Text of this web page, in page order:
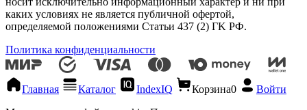
каких условиях не является публичной офертой,
определяемой положениями Статьи 437 (2) ГK РФ.
Политика конфиденциальности
Главная Каталог IndexIQ Корзина0
Войти